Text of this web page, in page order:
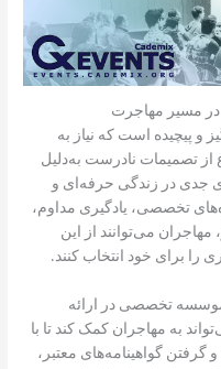
در مسیر مهاجرت
و پیچیده است که نیاز به
از تصمیمات نادرست به‌دلیل
جدی در زندگی حرفه‌ای و
تخصصی، یادگیری مداوم،
می‌توانند از این
را برای خود انتخاب کنند.
تخصصی در ارائه
به مهاجران کمک کند تا با
گواهینامه‌های معتبر،